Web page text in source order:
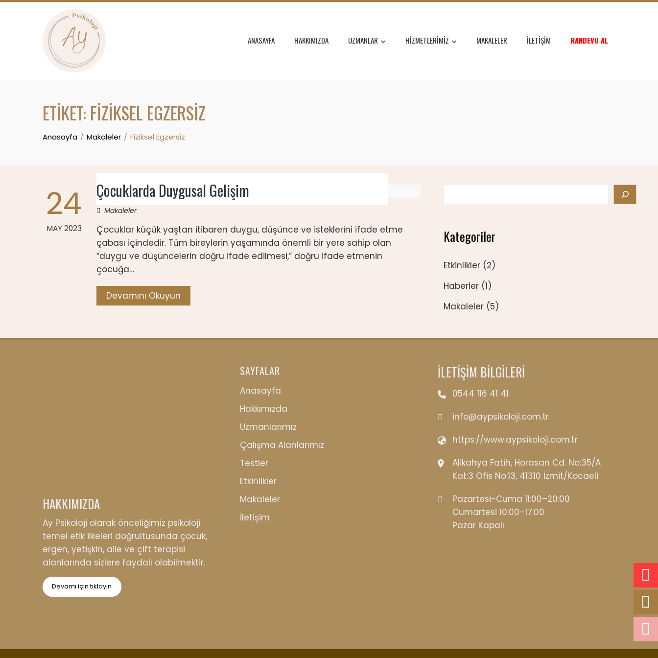
Skip
ANASAYFA HAKKIMIZDA UZMANLAR HIZMETLERIMIZ MAKALELER İLETIŞIM RANDEVU AL
ETIKET: FIZIKSEL EGZERSIZ
Anasayfa Makaleler Fiziksel Egzersiz
24
MAY 2023
Çocuklarda Duygusal Gelişim
Makaleler
Çocuklar küçük yaştan itibaren duygu, düşünce ve isteklerini ifade etme
çabası içindedir. Tüm bireylerin yaşamında önemli bir yere sahip olan
“duygu ve düşüncelerin doğru ifade edilmesi,” doğru ifade etmenin
çocuğa…
Devamını Okuyun
Kategoriler
Etkinlikler (2)
Haberler (1)
Makaleler (5)
HAKKIMIZDA
Ay Psikoloji olarak önceliğimiz psikoloji
temel etik ilkeleri doğrultusunda çocuk,
ergen, yetişkin, aile ve çift terapisi
alanlarında sizlere faydalı olabilmektir.
Devamı için tıklayın
SAYFALAR
Anasayfa
Hakkımızda
Uzmanlarımız
Çalışma Alanlarımız
Testler
Etkinlikler
Makaleler
İletişim
İLETİŞİM BİLGİLERİ
0544 116 41 41
info@aypsikoloji.com.tr
https://www.aypsikoloji.com.tr
Alikahya Fatih, Horasan Cd. No:35/A
Kat:3 Ofis No:13, 41310 İzmit/Kocaeli
Pazartesi-Cuma 11:00–20:00
Cumartesi 10:00–17:00
Pazar Kapalı